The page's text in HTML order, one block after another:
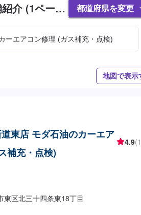
介 (1ページ
都道府県を変更
ーエアコン修理 (ガス補充・点検)
地図で表示
東店 モダ石油のカーエア
補充・点検)
4.9
東区北三十四条東18丁目